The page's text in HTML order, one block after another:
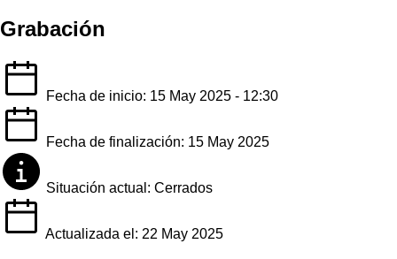
Grabación
Fecha de inicio: 15 May 2025 - 12:30
Fecha de finalización: 15 May 2025
Situación actual: Cerrados
Actualizada el: 22 May 2025